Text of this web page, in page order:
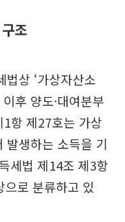
조
상 ‘가상자산소
후 양도·대여분부
항 제27호는 가상
발생하는 소득을 기
세법 제14조 제3항
로 분류하고 있